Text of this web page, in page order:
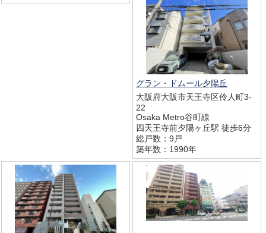
グラン・ドムール夕陽丘
大阪府大阪市天王寺区伶人町3-
22
Osaka Metro谷町線
四天王寺前夕陽ヶ丘駅 徒歩6分
総戸数：9戸
築年数：1990年